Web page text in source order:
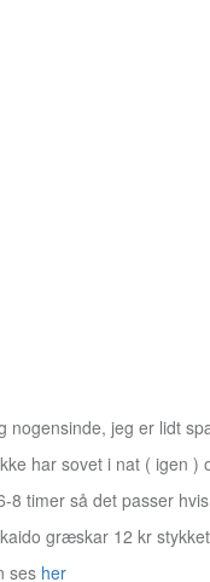
jeg er lidt
har sovet i nat ( igen )
8 timer så det passer
græskar 12 kr
ses her